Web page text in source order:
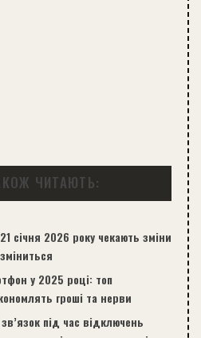
ЧИТАЮТЬ:
січня 2026 року чекають зміни
у 2025 році: топ
гроші та нерви
під час відключень